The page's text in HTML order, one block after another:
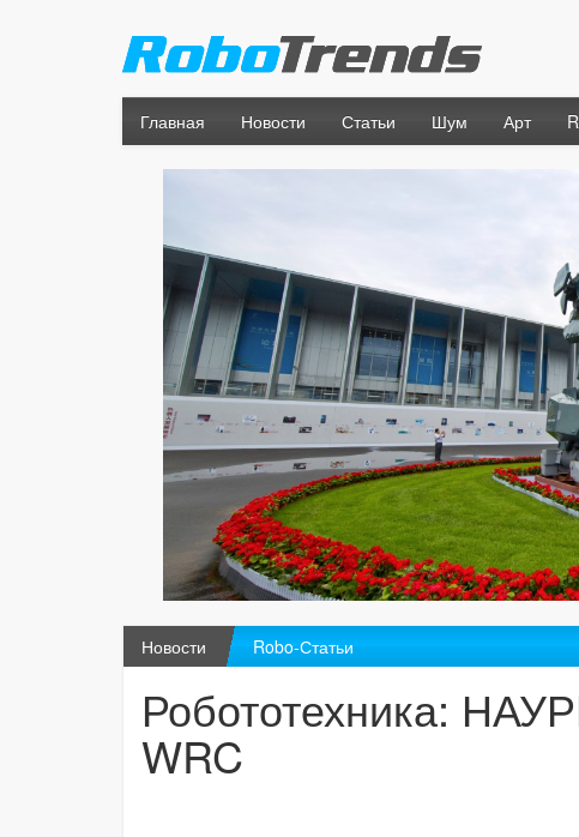
Главная Новости Статьи Шум Арт
Новости Robo-Статьи
Робототехника:
WRC